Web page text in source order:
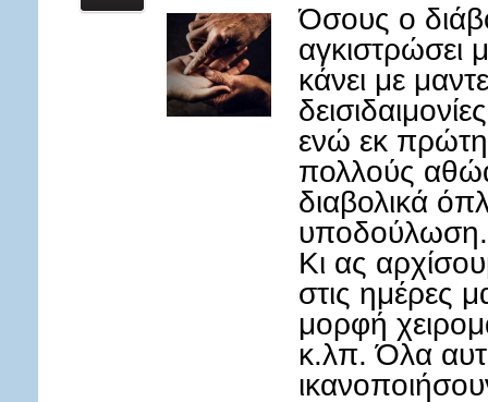
Όσους ο
αγκιστρώσει
κάνει με
ενώ εκ
πολλούς
διαβολικά
υποδούλωση.
Κι ας
στις ημέρες
μορφή
κ.λπ. Όλα